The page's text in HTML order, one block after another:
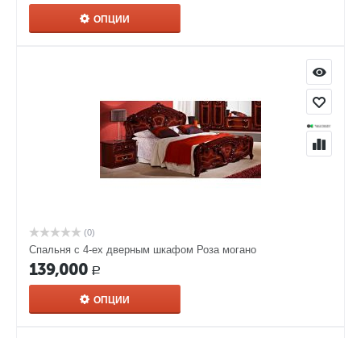
ОПЦИИ
(0)
Спальня с 4-ех дверным шкафом Роза могано
139,000 Р
ОПЦИИ